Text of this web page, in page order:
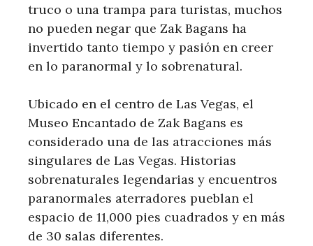
truco o una trampa para turistas, muchos
no pueden negar que Zak Bagans ha
invertido tanto tiempo y pasión en creer
en lo paranormal y lo sobrenatural.
Ubicado en el centro de Las Vegas, el
Museo Encantado de Zak Bagans es
considerado una de las atracciones más
singulares de Las Vegas. Historias
sobrenaturales legendarias y encuentros
paranormales aterradores pueblan el
espacio de 11,000 pies cuadrados y en más
de 30 salas diferentes.